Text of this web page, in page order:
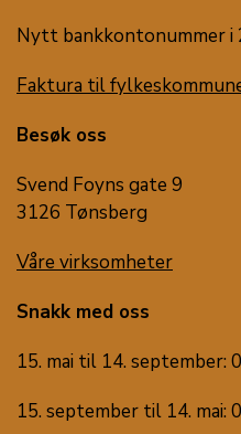
Nytt bankkontonummer i
Faktura til
Besøk oss
Svend Foyns gate 9
3126 Tønsberg
Våre virksomheter
Snakk med oss
15. mai til 14. september:
15. september til 14. mai: